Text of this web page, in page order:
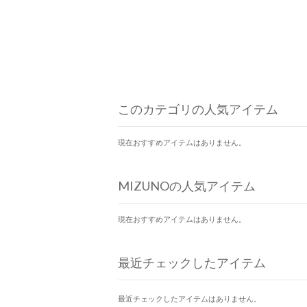
このカテゴリの人気アイテム
現在おすすめアイテムはありません。
MIZUNOの人気アイテム
現在おすすめアイテムはありません。
最近チェックしたアイテム
最近チェックしたアイテムはありません。